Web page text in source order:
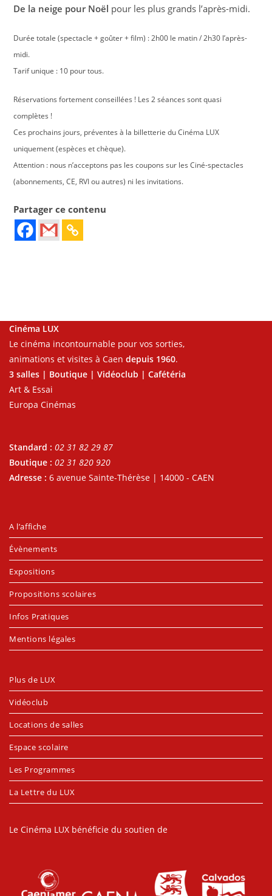
De la neige pour Noël pour les plus grands l’après-midi.
Durée totale (spectacle + goûter + film) : 2h00 le matin / 2h30 l’après-
midi.
Tarif unique : 10 pour tous.
Réservations fortement conseillées ! Les 2 séances sont quasi
complètes !
Ces prochains jours, préventes à la billetterie du Cinéma LUX
uniquement (espèces et chèque).
Attention : nous n’acceptons pas les coupons sur les Ciné-spectacles
(abonnements, CE, RVI ou autres) ni les invitations.
Partager ce contenu
Cinéma LUX
Le cinéma incontournable pour vos sorties,
animations et visites à Caen depuis 1960.
3 salles | Boutique | Vidéoclub | Cafétéria
Art & Essai
Europa Cinémas
Standard : 02 31 82 29 87
Boutique : 02 31 820 920
Adresse : 6 avenue Sainte-Thérèse | 14000 - CAEN
A l’affiche
Évènements
Expositions
Propositions scolaires
Infos Pratiques
Mentions légales
Plus de LUX
Vidéoclub
Locations de salles
Espace scolaire
Les Programmes
La Lettre du LUX
Le Cinéma LUX bénéficie du soutien de